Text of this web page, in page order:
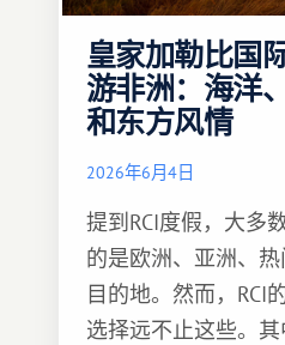
皇家加勒比国
游非洲：海洋
和东方风情
2026年6月4日
提到RCI度假，大多
的是欧洲、亚洲、
目的地。然而，RCI
选择远不止这些。